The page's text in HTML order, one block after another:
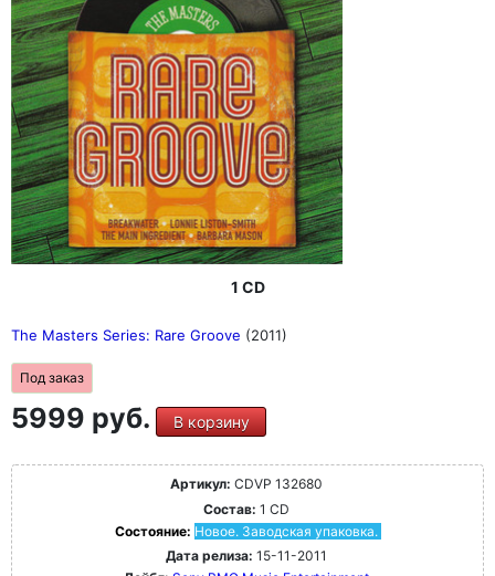
1 CD
The Masters Series: Rare Groove (2011)
Под заказ
5999 руб. В корзину
Артикул: CDVP 132680
Состав: 1 CD
Состояние: Новое. Заводская упаковка.
Дата релиза: 15-11-2011